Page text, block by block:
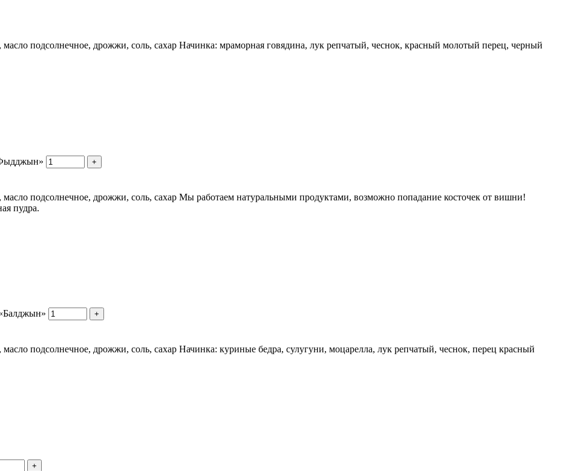
масло подсолнечное, дрожжи, соль, сахар Начинка: мраморная говядина, лук репчатый, чеснок, красный молотый перец, черный
+
масло подсолнечное, дрожжи, соль, сахар Мы работаем натуральными продуктами, возможно попадание косточек от вишни!
пудра.
+
подсолнечное, дрожжи, соль, сахар Начинка: куриные бедра, сулугуни, моцарелла, лук репчатый, чеснок, перец красный
+